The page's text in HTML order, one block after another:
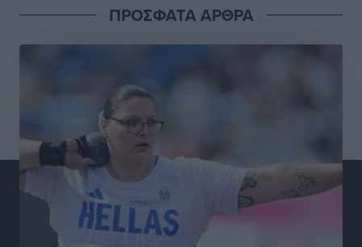
Στα 2-2,35 GW ο στόχος για τα πρώτα υπεράκτια
Η Ελλάδα κρατά το τουριστικό momentum, παρά τις
γεωπολιτικές αναταράξεις
πριν 5 ώρες
Σε κόκκινο συναγερμό επτά Περιφέρειες – Οι οδηγίες
της Πολιτικής Προστασίας και ο Χάρτης Πρόβλεψης
Πυρκαγιάς
Ειδήσεις πριν 5 ώρες
ΠΡΟΣΦΑΤΑ ΑΡΘΡΑ